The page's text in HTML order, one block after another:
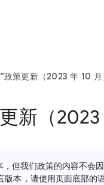
政策更新（2023 年 10 月
新（2023
但我们政策的内容不会
本，请使用页面底部的